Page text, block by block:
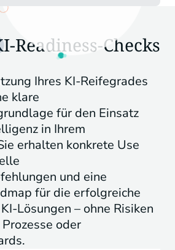
Readiness-Checks
Ihres KI-Reifegrades
klare
für den Einsatz
in Ihrem
erhalten konkrete Use
und eine
für die erfolgreiche
Lösungen – ohne Risiken
oder